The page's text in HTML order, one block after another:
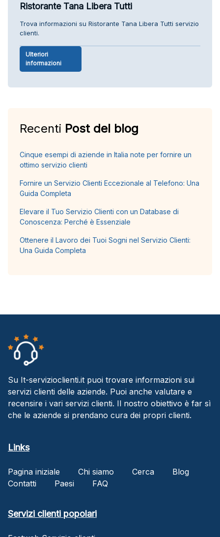
Ristorante Tana Libera Tutti
Trova informazioni su Ristorante Tana Libera Tutti servizio
clienti.
Ulteriori
informazioni
Recenti Post del blog
Cinque esempi di aziende in Italia note per fornire un
ottimo servizio clienti
Fornire un Servizio Clienti Eccezionale al Telefono: Una
Guida Completa
Elevare il Tuo Servizio Clienti con un Database di
Conoscenza: Perché è Essenziale
Ottenere il Lavoro dei Tuoi Sogni nel Servizio Clienti:
Una Guida Completa
Su It-servizioclienti.it puoi trovare informazioni sui
servizi clienti delle aziende. Puoi anche valutare e
recensire i vari servizi clienti. Il nostro obiettivo è far sì
che le aziende si prendano cura dei propri clienti.
Links
Pagina iniziale Chi siamo Cerca
Blog
Contatti
Paesi FAQ
Servizi clienti popolari